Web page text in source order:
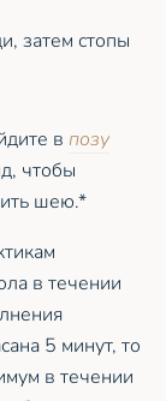
затем стопы
в позу
чтобы
шею.*
в течении
5 минут, то
в течении